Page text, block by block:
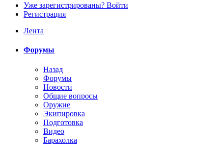
Уже зарегистрированы? Войти
Регистрация
Лента
Форумы
Назад
Форумы
Новости
Общие вопросы
Оружие
Экипировка
Подготовка
Видео
Барахолка